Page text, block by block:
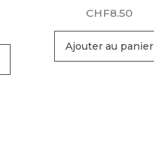
CHF8.50
Ajouter au panier